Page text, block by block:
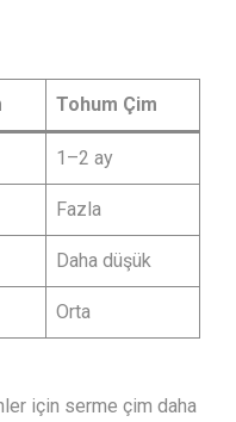
Tohum Çim
1–2 ay
Fazla
Daha düşük
Orta
için serme çim daha